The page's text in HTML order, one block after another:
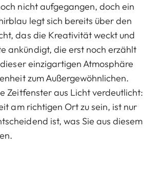
nicht aufgegangen, doch ein
legt sich bereits über den
das die Kreativität weckt und
ankündigt, die erst noch erzählt
einzigartigen Atmosphäre
zum Außergewöhnlichen.
Zeitfenster aus Licht verdeutlicht:
am richtigen Ort zu sein, ist nur
ist, was Sie aus diesem